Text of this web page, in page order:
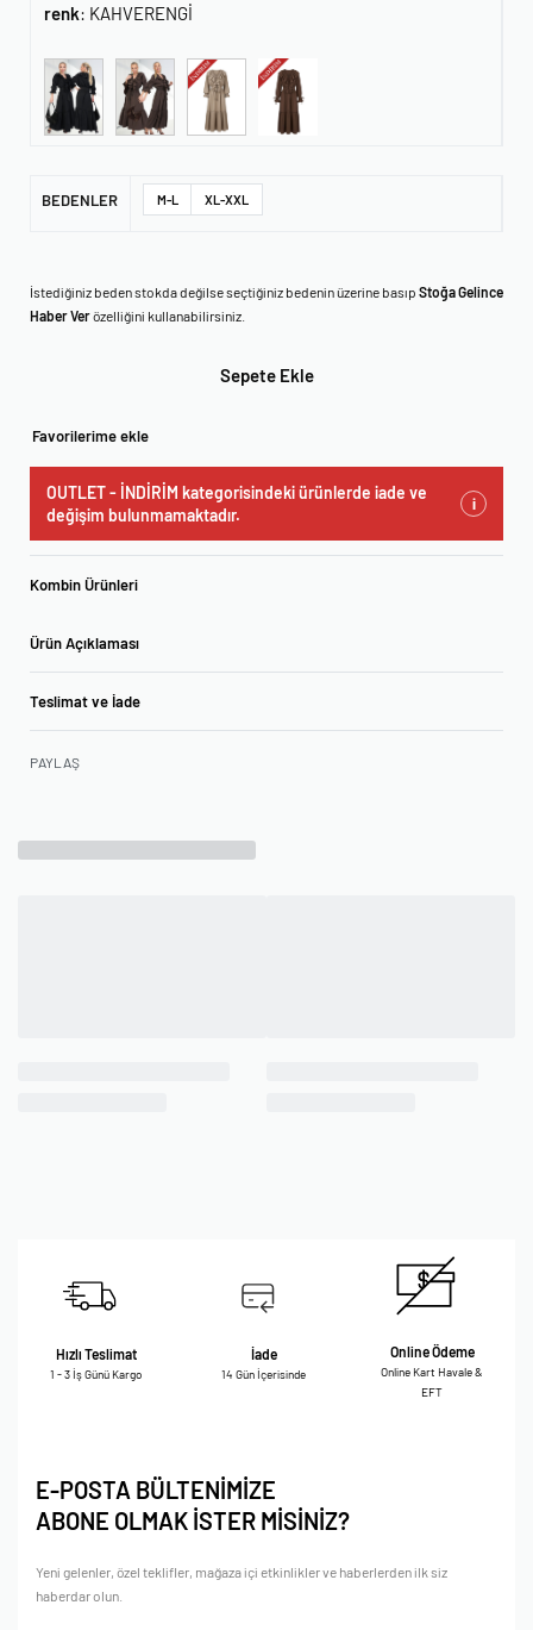
renk: KAHVERENGİ
BEDENLER M-L XL-XXL
İstediğiniz beden stokda değilse seçtiğiniz bedenin üzerine basıp Stoğa Gelince
Haber Verözelliğini kullanabilirsiniz.
Sepete Ekle
Favorilerime ekle
OUTLET - İNDİRİM kategorisindeki ürünlerde iade ve
değişim bulunmamaktadır.
i
Kombin Ürünleri
Ürün Açıklaması
Teslimat ve İade
PAYLAŞ
Hızlı Teslimat
1 - 3 İş Günü Kargo
İade
14 Gün İçerisinde
Online Ödeme
Online Kart Havale &
EFT
E-POSTA BÜLTENİMİZE
ABONE OLMAK İSTER MİSİNİZ?
Yeni gelenler, özel teklifler, mağaza içi etkinlikler ve haberlerden ilk siz
haberdar olun.